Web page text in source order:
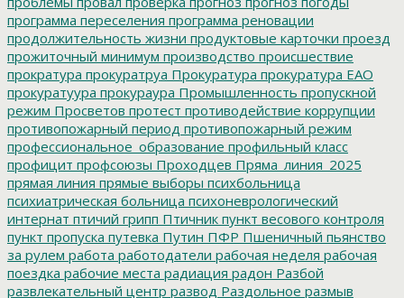
программа переселения программа реновации
продолжительность жизни продуктовые карточки проезд
прожиточный минимум производство происшествие
прократура прокуратруа Прокуратура прокуратура ЕАО
прокуратуура прокураура Промышленность пропускной
режим Просветов протест противодействие коррупции
противопожарный период противопожарный режим
профессиональное_образование профильный класс
профицит профсоюзы Проходцев Пряма_линия_2025
прямая линия прямые выборы психбольница
психиатрическая больница психоневрологический
интернат птичий грипп Птичник пункт весового контроля
пункт пропуска путевка Путин ПФР Пшеничный пьянство
за рулем работа работодатели рабочая неделя рабочая
поездка рабочие места радиация радон Разбой
развлекательный центр развод Раздольное размыв